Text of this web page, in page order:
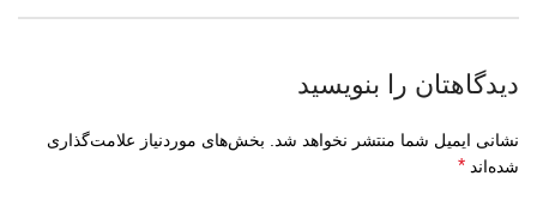
دیدگاهتان را بنویسید
نشانی ایمیل شما منتشر نخواهد شد. بخش‌های موردنیاز علامت‌گذاری
شده‌اند *